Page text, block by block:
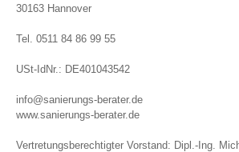
30163 Hannover
Tel. 0511 84 86 99 55
USt-IdNr.: DE401043542
info@sanierungs-berater.de
www.sanierungs-berater.de
Vertretungsberechtigter Vorstand: Dipl.-Ing.